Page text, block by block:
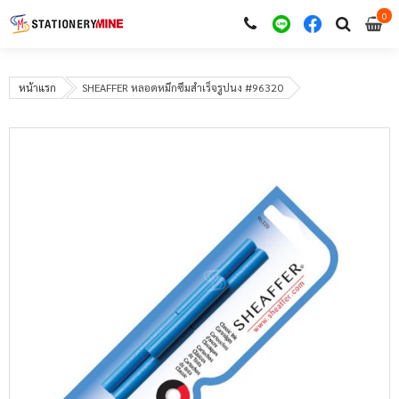
00
หน้าแรก SHEAFFER หลอดหมึกซึมสำเร็จรูปนง #96320